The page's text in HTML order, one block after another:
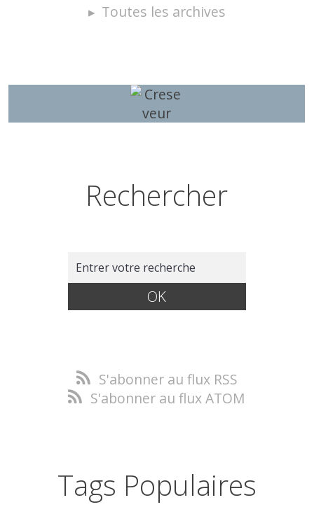
Toutes les archives
Rechercher
S'abonner au flux RSS
S'abonner au flux ATOM
Tags Populaires